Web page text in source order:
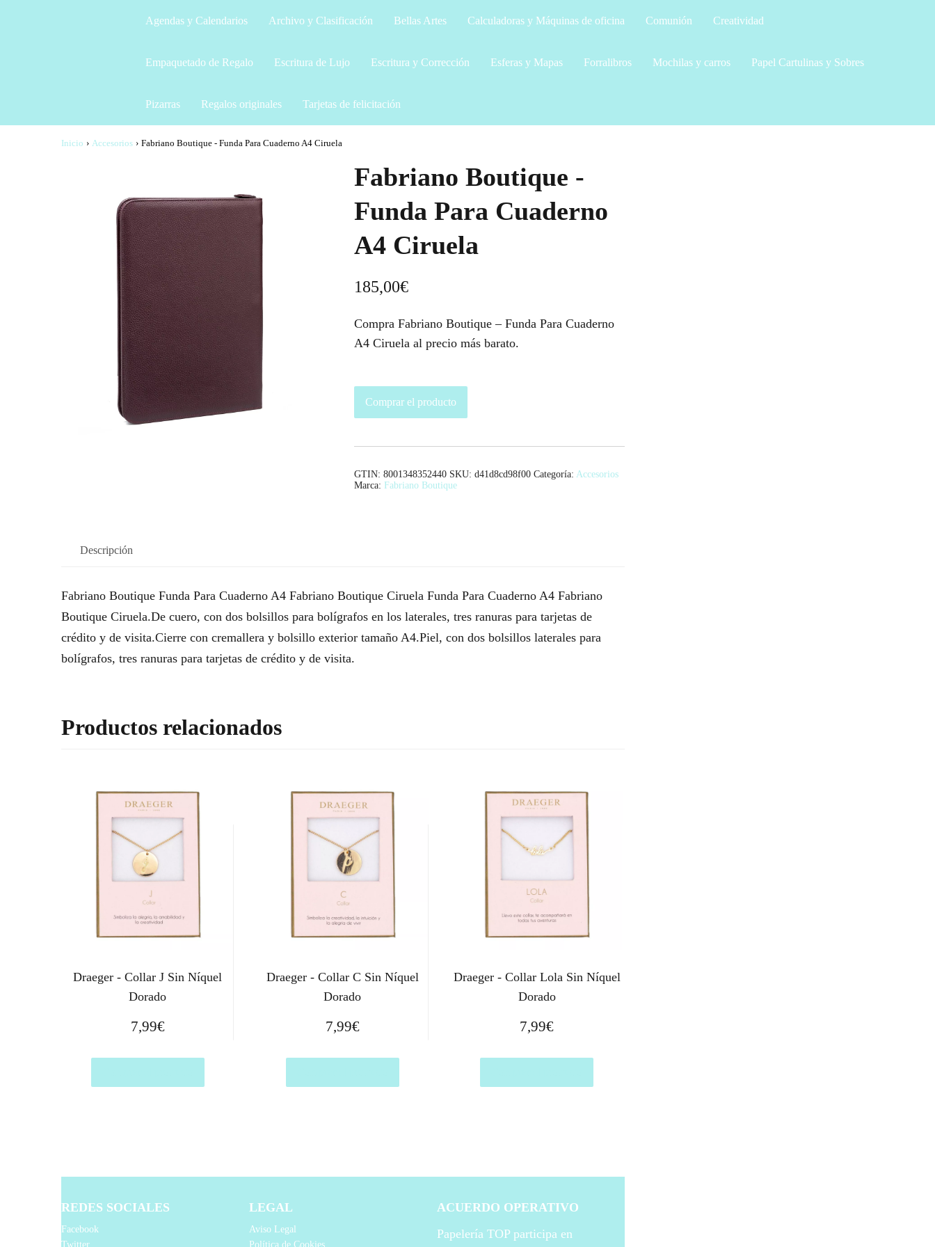
Agendas y Calendarios Archivo y Clasificación Bellas Artes Calculadoras y Máquinas de oficina Comunión Creatividad
Empaquetado de Regalo Escritura de Lujo Escritura y Corrección Esferas y Mapas Forralibros Mochilas y carros Papel Cartulinas y Sobres
Pizarras Regalos originales Tarjetas de felicitación
Inicio › Accesorios › Fabriano Boutique - Funda Para Cuaderno A4 Ciruela
Fabriano Boutique -
Funda Para Cuaderno
A4 Ciruela
185,00€
Compra Fabriano Boutique – Funda Para Cuaderno
A4 Ciruela al precio más barato.
Comprar el producto
GTIN: 8001348352440 SKU: d41d8cd98f00 Categoría: Accesorios
Marca: Fabriano Boutique
Descripción
Fabriano Boutique Funda Para Cuaderno A4 Fabriano Boutique Ciruela Funda Para Cuaderno A4 Fabriano
Boutique Ciruela.De cuero, con dos bolsillos para bolígrafos en los laterales, tres ranuras para tarjetas de
crédito y de visita.Cierre con cremallera y bolsillo exterior tamaño A4.Piel, con dos bolsillos laterales para
bolígrafos, tres ranuras para tarjetas de crédito y de visita.
Productos relacionados
Draeger - Collar J Sin Níquel
Dorado
7,99€
Draeger - Collar C Sin Níquel
Dorado
7,99€
Draeger - Collar Lola Sin Níquel
Dorado
7,99€
REDES SOCIALES
Facebook
Twitter
LEGAL
Aviso Legal
Política de Cookies
ACUERDO OPERATIVO
Papelería TOP participa en